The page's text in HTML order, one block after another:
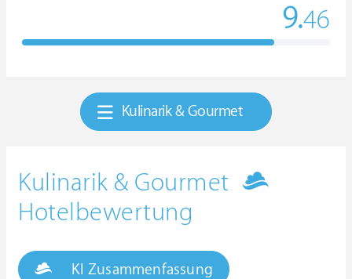
9.46
Kulinarik & Gourmet
Kulinarik & Gourmet
Hotelbewertung
KI Zusammenfassung